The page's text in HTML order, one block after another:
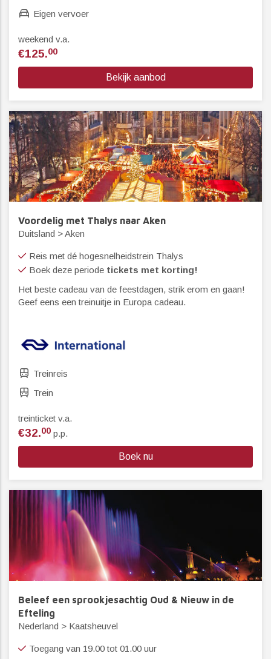
Eigen vervoer
weekend v.a.
€125.00
Bekijk aanbod
Voordelig met Thalys naar Aken
Duitsland > Aken
Reis met dé hogesnelheidstrein Thalys
Boek deze periode tickets met korting!
Het beste cadeau van de feestdagen, strik erom en gaan!
Geef eens een treinuitje in Europa cadeau.
Treinreis
Trein
treinticket v.a.
€32.00 p.p.
Boek nu
Beleef een sprookjesachtig Oud & Nieuw in de
Efteling
Nederland > Kaatsheuvel
Toegang van 19.00 tot 01.00 uur